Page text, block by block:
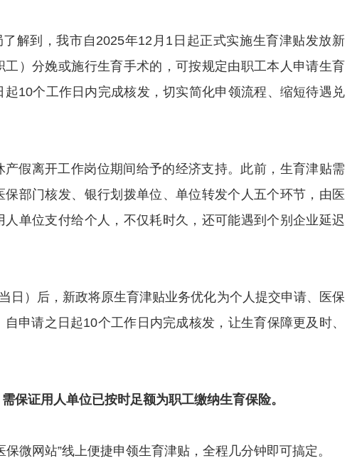
解到，我市自2025年12月1日起正式实施生育津贴发放新
）分娩或施行生育手术的，可按规定由职工本人申请生育
10个工作日内完成核发，切实简化申领流程、缩短待遇兑
假离开工作岗位期间给予的经济支持。此前，生育津贴需
部门核发、银行划拨单位、单位转发个人五个环节，由医
单位支付给个人，不仅耗时久，还可能遇到个别企业延迟
日）后，新政将原生育津贴业务优化为个人提交申请、医保
申请之日起10个工作日内完成核发，让生育保障更及时、
保证用人单位已按时足额为职工缴纳生育保险。
微网站”线上便捷申领生育津贴，全程几分钟即可搞定。